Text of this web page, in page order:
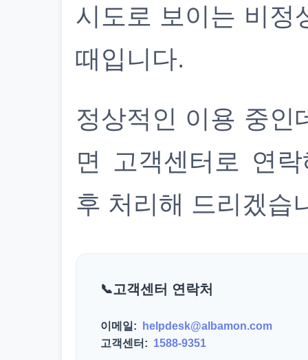
시도로 보이는 비정
때입니다.
정상적인 이용 중인
면 고객센터로 연
후 처리해 드리겠습
고객센터 연락처
이메일:
helpdesk@albamon.com
고객센터: 1588-9351